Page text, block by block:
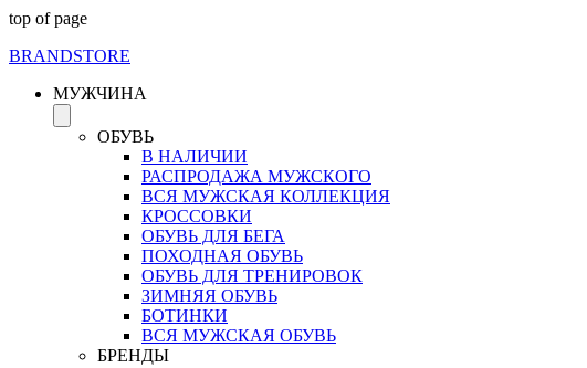
top of page
BRANDSTORE
МУЖЧИНА
ОБУВЬ
В НАЛИЧИИ
РАСПРОДАЖА МУЖСКОГО
ВСЯ МУЖСКАЯ КОЛЛЕКЦИЯ
КРОССОВКИ
ОБУВЬ ДЛЯ БЕГА
ПОХОДНАЯ ОБУВЬ
ОБУВЬ ДЛЯ ТРЕНИРОВОК
ЗИМНЯЯ ОБУВЬ
БОТИНКИ
ВСЯ МУЖСКАЯ ОБУВЬ
БРЕНДЫ